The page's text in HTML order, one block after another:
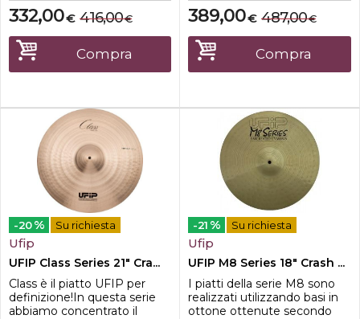
presentazione nel lontano
1992.I nuovi Natural si
presentano adesso con un
suono più scuro, più ricco e
caldo, risultano più rapidi n...
€
332,00 €
416,00
Compra
musicali, facendo dei Class la
serie più completa e
versatile della nostra
gamma.I Class offrono
qualcosa in più da tutti i
punti di v...
€
389,00 €
487,00
Compra
-20 % Su richiesta
Ufip
UFIP Class Series 21" Cra...
Class è il piatto UFIP per
definizione!In questa serie
abbiamo concentrato il
-21 % Su richiesta
Ufip
UFIP M8 Series 18" Crash ...
I piatti della serie M8 sono
realizzati utilizzando basi in
ottone ottenute secondo